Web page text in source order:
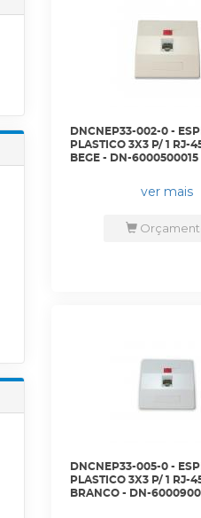
DNCNEP33-002-0 -
PLASTICO 3X3 P/ 1 RJ-
BEGE - DN-6000500015
ver mais
DNCNEP33-005-0 -
PLASTICO 3X3 P/ 1 RJ-
BRANCO - DN-